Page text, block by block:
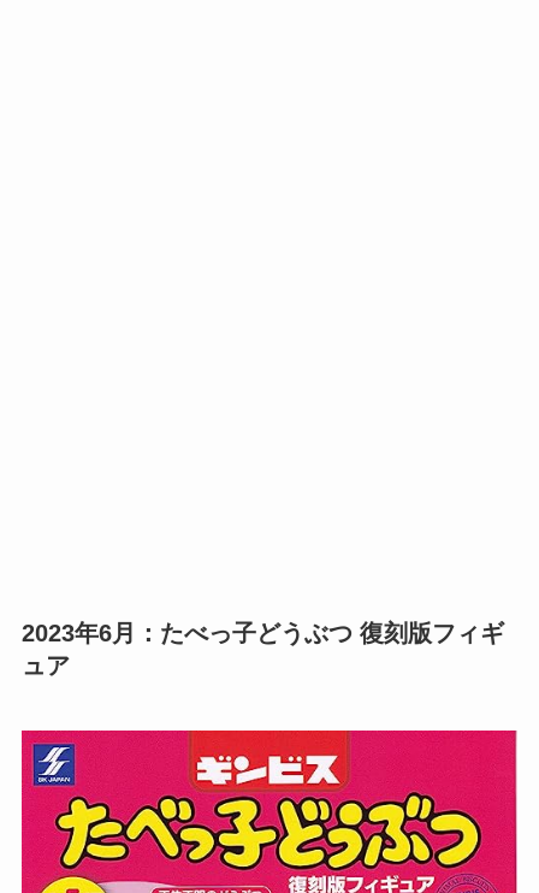
2023年6月：たべっ子どうぶつ 復刻版フィギ
ュア